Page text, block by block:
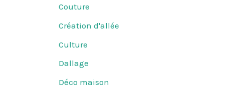
Couture
Création d'allée
Culture
Dallage
Déco maison